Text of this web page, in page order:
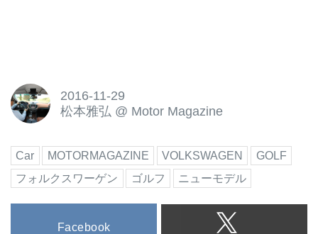
2016-11-29
松本雅弘 @ Motor Magazine
Car MOTORMAGAZINE VOLKSWAGEN
GOLF
フォルクスワーゲン
ゴルフ ニューモデル
Facebook